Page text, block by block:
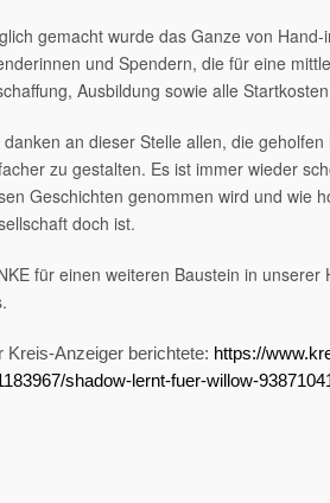
gemacht wurde das Ganze von
und Spendern, die für eine
Ausbildung sowie alle
danken an dieser Stelle allen, die
zu gestalten. Es ist immer wieder
Geschichten genommen wird und wie
doch ist.
für einen weiteren Baustein in
Kreis-Anzeiger berichtete: https://
shadow-lernt-fuer-willow-